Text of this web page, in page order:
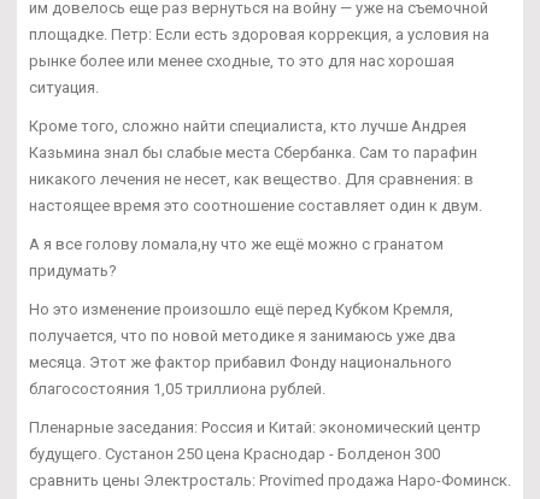
им довелось еще раз вернуться на войну — уже на съемочной
площадке. Петр: Если есть здоровая коррекция, а условия на
рынке более или менее сходные, то это для нас хорошая
ситуация.
Кроме того, сложно найти специалиста, кто лучше Андрея
Казьмина знал бы слабые места Сбербанка. Сам то парафин
никакого лечения не несет, как вещество. Для сравнения: в
настоящее время это соотношение составляет один к двум.
А я все голову ломала,ну что же ещё можно с гранатом
придумать?
Но это изменение произошло ещё перед Кубком Кремля,
получается, что по новой методике я занимаюсь уже два
месяца. Этот же фактор прибавил Фонду национального
благосостояния 1,05 триллиона рублей.
Пленарные заседания: Россия и Китай: экономический центр
будущего. Сустанон 250 цена Краснодар - Болденон 300
сравнить цены Электросталь: Provimed продажа Наро-Фоминск.